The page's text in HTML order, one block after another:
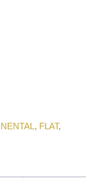
PREMIUM
, FLAT,